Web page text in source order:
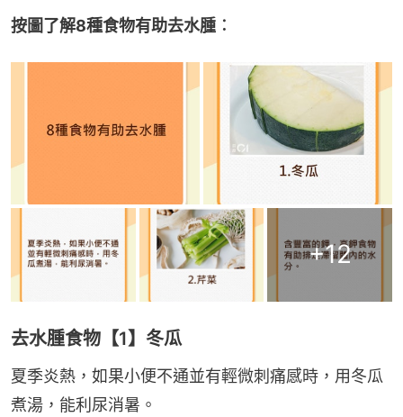
按圖了解8種食物有助去水腫︰
+12
去水腫食物【1】冬瓜
夏季炎熱，如果小便不通並有輕微刺痛感時，用冬瓜
煮湯，能利尿消暑。